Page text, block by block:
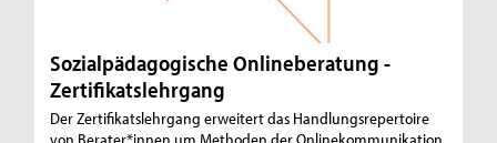
Sozialpädagogische Onlineberatung -
Zertifikatslehrgang
Der Zertifikatslehrgang erweitert das Handlungsrepertoire